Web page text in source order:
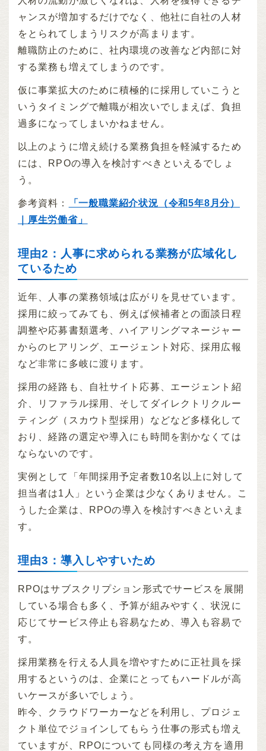
ャンスが増加するだけでなく、他社に自社の人材
をとられてしまうリスクが高まります。
離職防止のために、社内環境の改善など内部に対
する業務も増えてしまうのです。
仮に事業拡大のために積極的に採用していこうと
いうタイミングで離職が相次いでしまえば、負担
過多になってしまいかねません。
以上のように増え続ける業務負担を軽減するため
には、RPOの導入を検討すべきといえるでしょ
う。
参考資料：
「一般職業紹介状況（令和5年8月分）
｜厚生労働省」
理由2：人事に求められる業務が広域化し
ているため
近年、人事の業務領域は広がりを見せています。
採用に絞ってみても、例えば候補者との面談日程
調整や応募書類選考、ハイアリングマネージャー
からのヒアリング、エージェント対応、採用広報
など非常に多岐に渡ります。
採用の経路も、自社サイト応募、エージェント紹
介、リファラル採用、そしてダイレクトリクルー
ティング（スカウト型採用）などなど多様化して
おり、経路の選定や導入にも時間を割かなくては
ならないのです。
実例として「年間採用予定者数10名以上に対して
担当者は1人」という企業は少なくありません。こ
うした企業は、RPOの導入を検討すべきといえま
す。
理由3：導入しやすいため
RPOはサブスクリプション形式でサービスを展開
している場合も多く、予算が組みやすく、状況に
応じてサービス停止も容易なため、導入も容易で
す。
採用業務を行える人員を増やすために正社員を採
用するというのは、企業にとってもハードルが高
いケースが多いでしょう。
昨今、クラウドワーカーなどを利用し、プロジェ
クト単位でジョインしてもらう仕事の形式も増え
ていますが、RPOについても同様の考え方を適用